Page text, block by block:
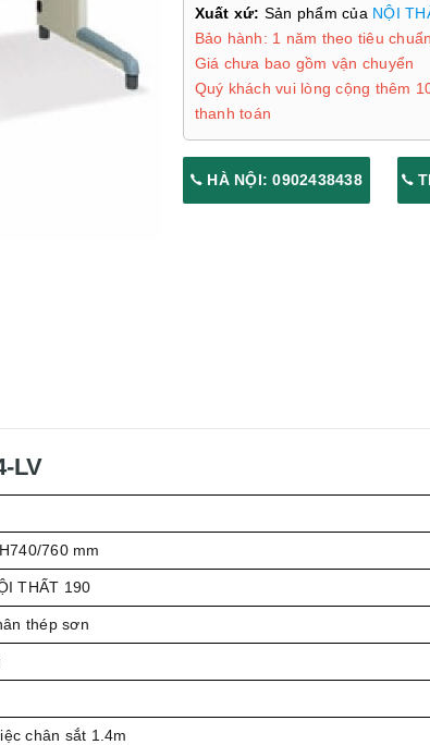
Xuất xứ: Sản phẩm của NỘI
Bảo hành: 1 năm theo tiêu
Giá chưa bao gồm vận chuyển
Quý khách vui lòng cộng thêm
thanh toán
HÀ NỘI: 0902438438
LV
760 mm
THẤT 190
thép sơn
chân sắt 1.4m